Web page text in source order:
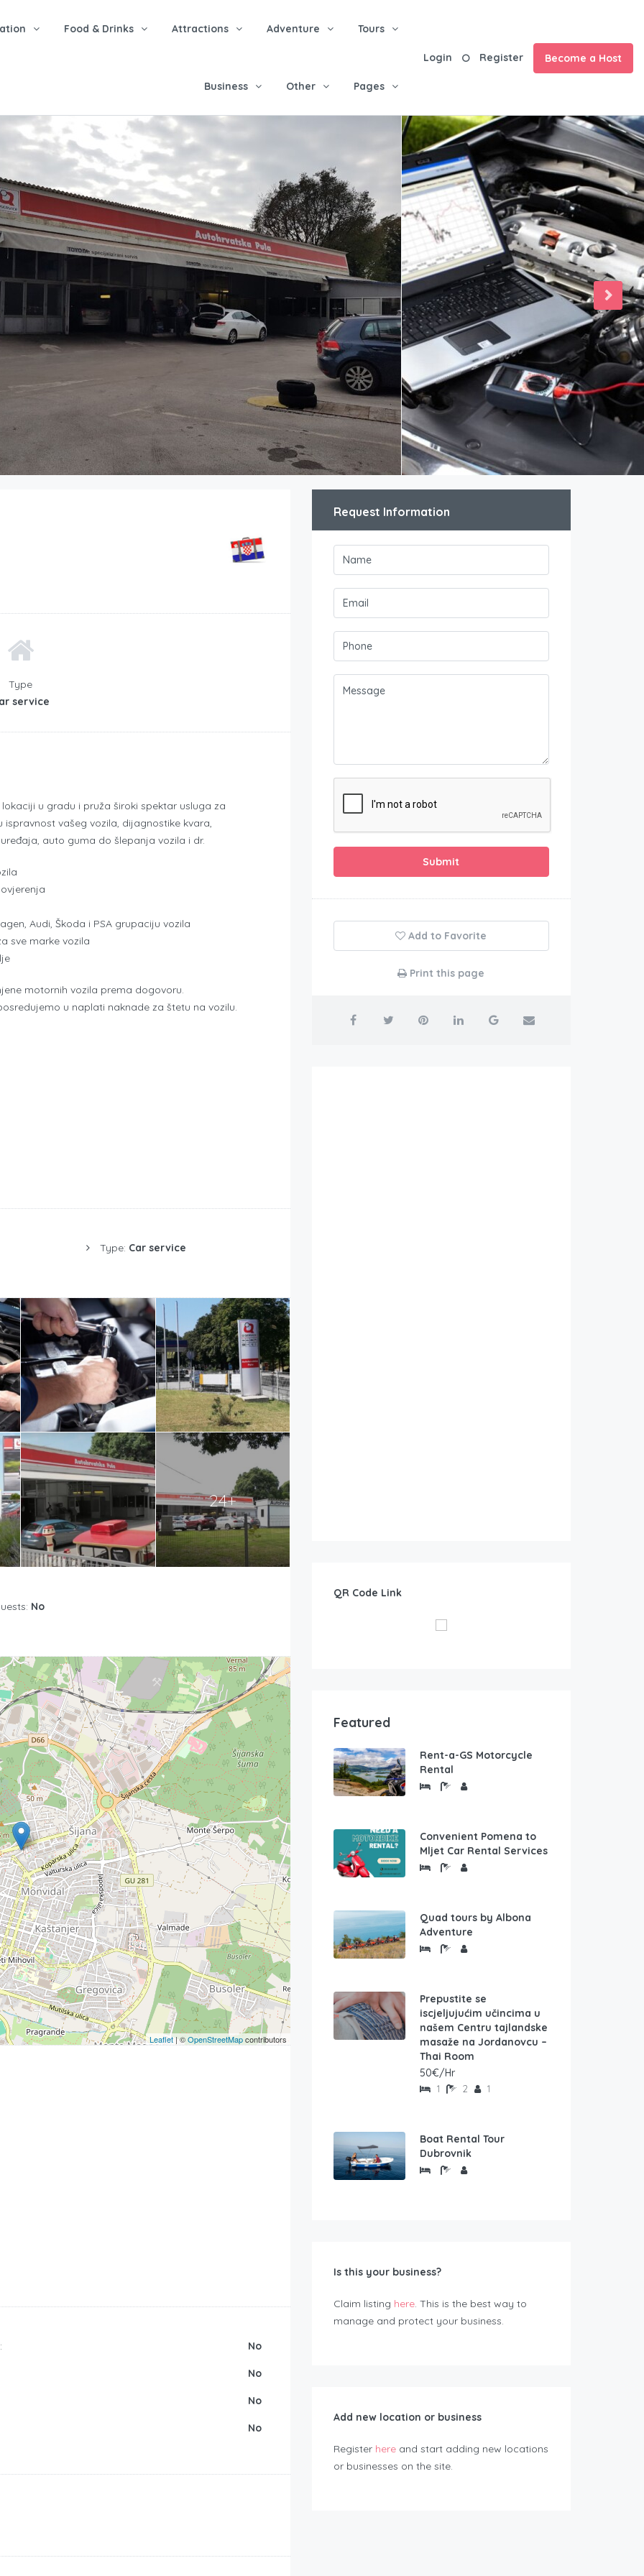
Food & Drinks Attractions Adventure Tours
Business Other Pages
Login Register Become a Host
Type
service
u gradu i pruža široki spektar usluga za
vašeg vozila, dijagnostike kvara,
auto guma do šlepanja vozila i dr.
Audi, Škoda i PSA grupaciju vozila
sve marke vozila
motornih vozila prema dogovoru.
u naplati naknade za štetu na vozilu.
Type: Car service
24+
No
Leaflet | ©OpenStreetMapcontributors
No
No
No
No
Request Information
Submit
Add to Favorite
Print this page
QR Code Link
Featured
Rent-a-GS Motorcycle
Rental
Convenient Pomena to
Mljet Car Rental Services
Quad tours by Albona
Adventure
Prepustite se
iscjeljujućim učincima u
našem Centru tajlandske
masaže na Jordanovcu –
Thai Room
50€/Hr
1 2 1
Boat Rental Tour
Dubrovnik
Is this your business?
Claim listing here. This is the best way to
manage and protect your business.
Add new location or business
Register here and start adding new locations
or businesses on the site.